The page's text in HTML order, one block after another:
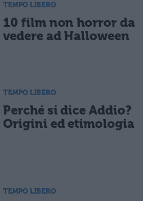
TEMPO LIBERO
10 film non horror da
vedere ad Halloween
TEMPO LIBERO
Perché si dice Addio?
Origini ed etimologia
TEMPO LIBERO